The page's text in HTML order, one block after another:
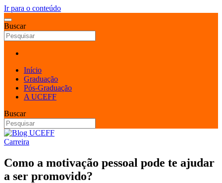
Ir para o conteúdo
Buscar
Início
Graduação
Pós-Graduação
A UCEFF
Buscar
Carreira
Como a motivação pessoal pode te ajudar
a ser promovido?